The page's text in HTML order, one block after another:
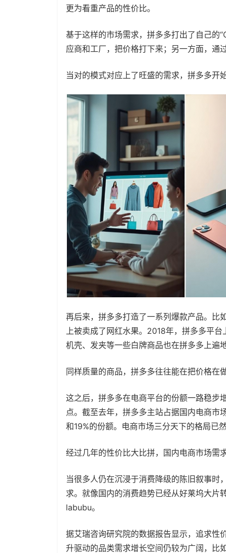
更为看重产品的性价比。
基于这样的市场需求，拼多多打出了自己的
应商和工厂，把价格打下来；另一方面，通
当对的模式对应上了旺盛的需求，拼多多开始
再后来，拼多多打造了一系列爆款产品。比
上被卖成了网红水果。2018年，拼多多平
机壳、发夹等一些白牌商品也在拼多多上遍地
同样质量的商品，拼多多往往能在把价格在
这之后，拼多多在电商平台的份额一路稳步
点。截至去年，拼多多主站占据国内电商市
和19%的份额。电商市场三分天下的格局已然
经过几年的性价比大比拼，国内电商市场需
当很多人仍在沉浸于消费降级的陈旧叙事时
求。就像国内的消费趋势已经从好莱坞大片
labubu。
据艾瑞咨询研究院的数据报告显示，追求性
升驱动的品类需求增长空间仍较为广阔，比